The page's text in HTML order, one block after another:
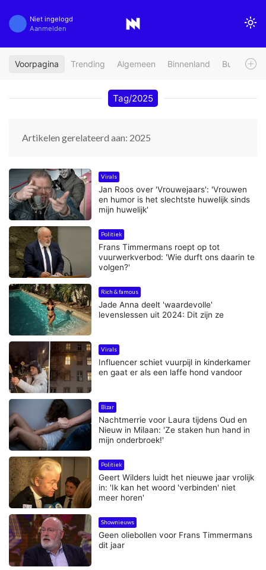
Niet ingelogd
Aanmelden
Voorpagina Trending Algemeen Binnenland Buitenland
Tag/2025
Artikelen gerelateerd aan: 2025
Virals
Jan Roos over 'Vrouwejaars': 'Vrouwen
en humor is het slechtste huwelijk sinds
mijn huwelijk'
Politiek
Frans Timmermans roept op tot
vuurwerkverbod: 'Wie durft ons daarin te
volgen?'
Rich & famous
Jade Anna deelt 'waardevolle'
levenslessen uit 2024: Dit zijn ze
Virals
Influencer schiet vuurpijl in kinderkamer
en gaat er als een laffe hond vandoor
Bizar
Nachtmerrie voor Laura tijdens Oud en
Nieuw in Milaan: 'Ze staken hun hand in
mijn onderbroek!'
Politiek
Geert Wilders luidt het nieuwe jaar vrolijk
in: 'Ik kan het woord 'verbinden' niet
meer horen'
Shownieuws
Geen oliebollen voor Frans Timmermans
dit jaar